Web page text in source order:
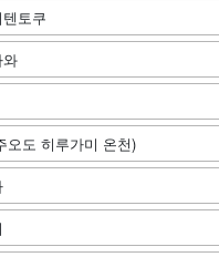
토쿠
와
오도 히루가미 온천)